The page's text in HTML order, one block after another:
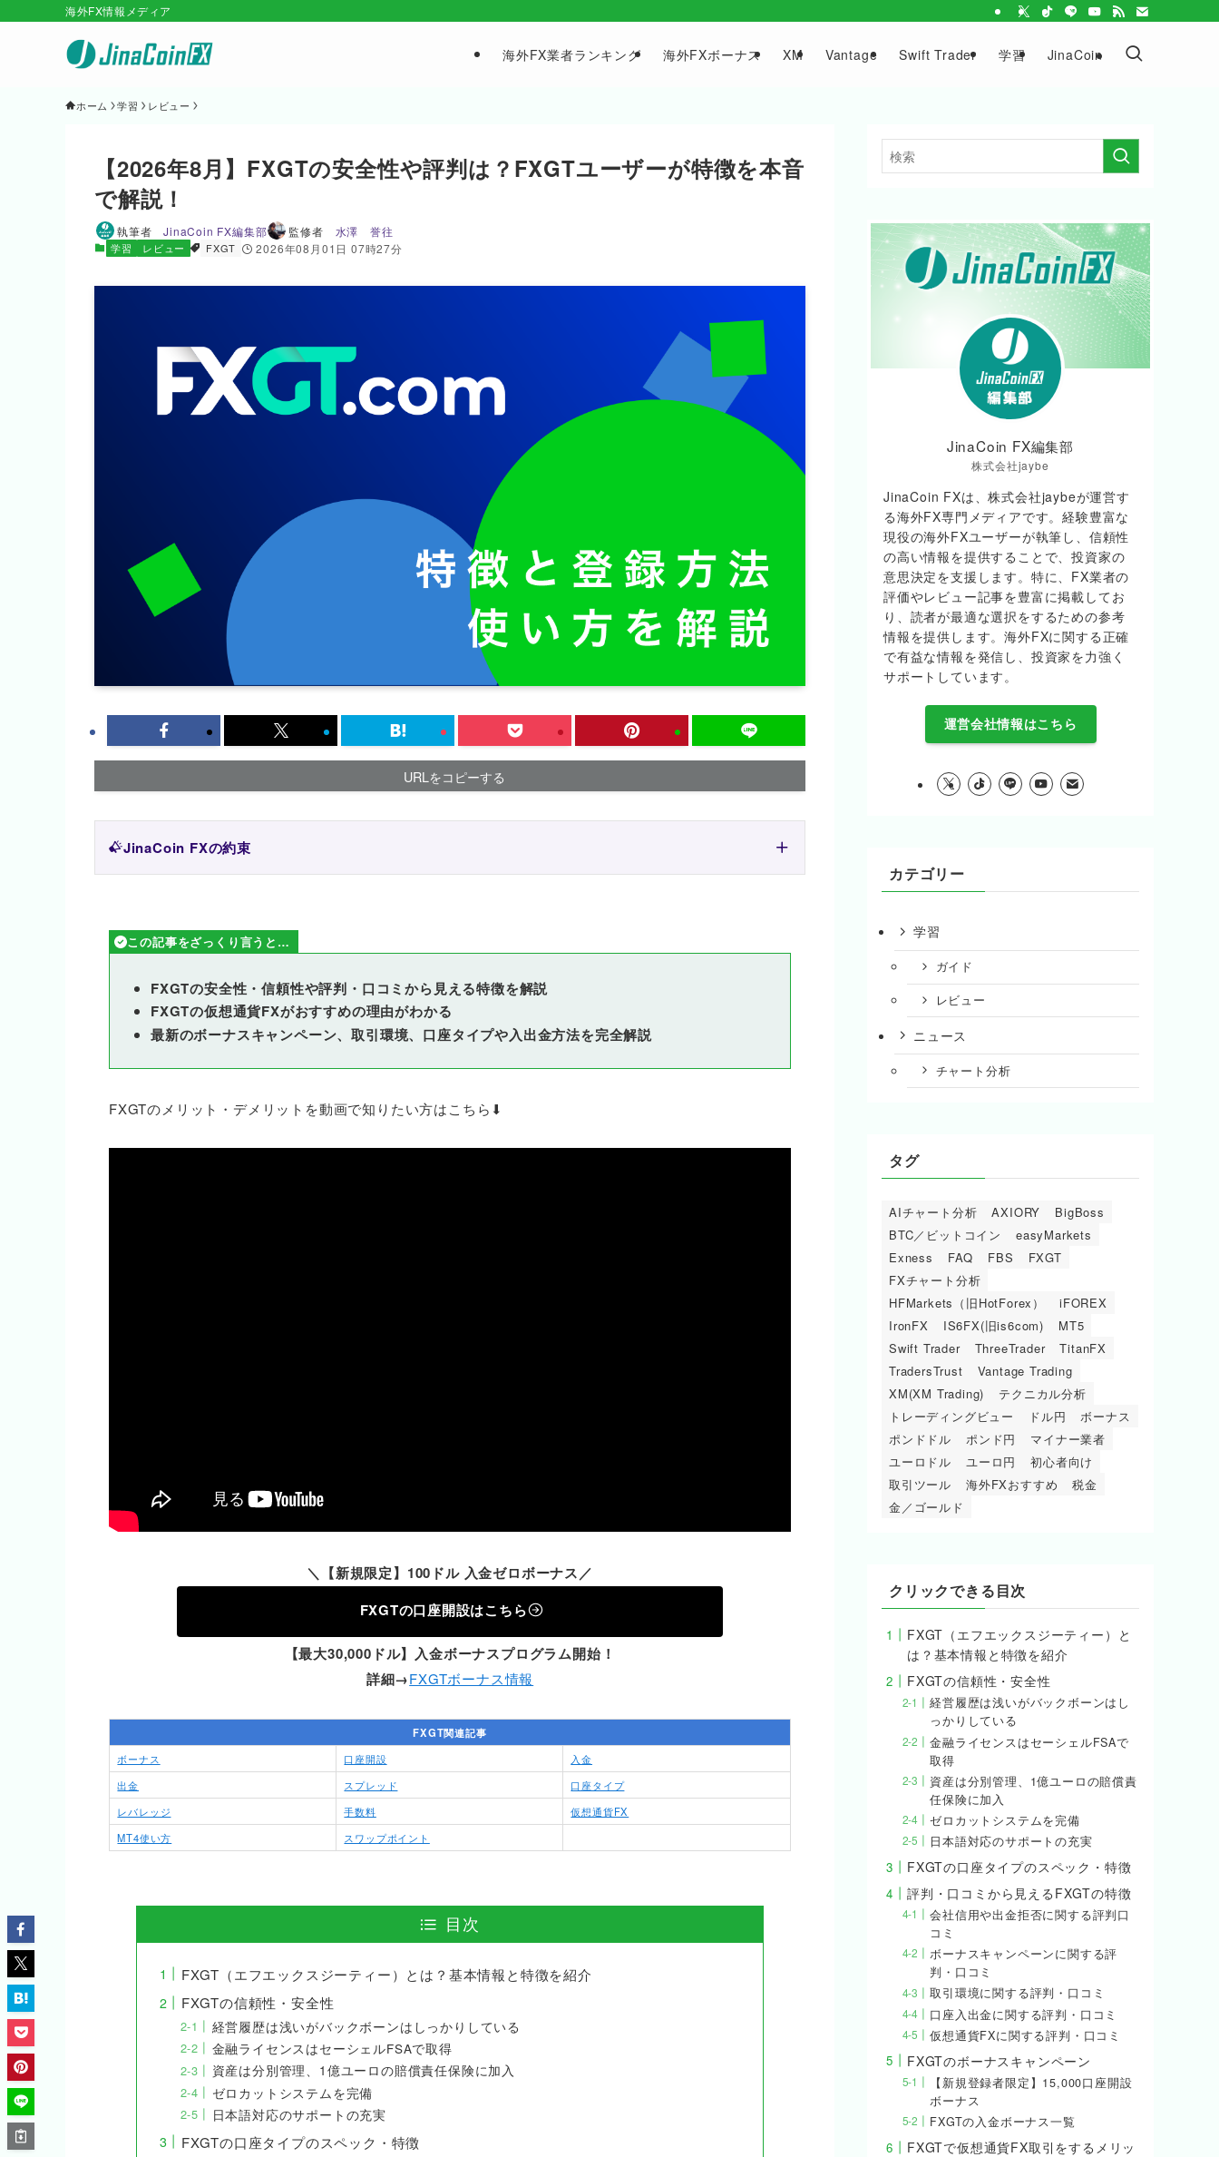
海外FX情報メディア
海外FX業者ランキング 海外FXボーナス XM Vantage Swift Trader 学習 JinaCoin
ホーム 学習 レビュー
【2026年8月】FXGTの安全性や評判は？FXGTユーザーが特徴を本音
で解説！
学習 レビュー FXGT 2026年08月01日 07時27分
執筆者JinaCoin FX編集部 監修者 水澤 誉往
URLをコピーする
JinaCoin FXの約束
この記事をざっくり言うと…
FXGTの安全性・信頼性や評判・口コミから見える特徴を解説
FXGTの仮想通貨FXがおすすめの理由がわかる
最新のボーナスキャンペーン、取引環境、口座タイプや入出金方法を完全解説
FXGTのメリット・デメリットを動画で知りたい方はこちら⬇︎
＼【新規限定】100ドル 入金ゼロボーナス／
FXGTの口座開設はこちら
【最大30,000ドル】入金ボーナスプログラム開始！
詳細→FXGTボーナス情報
FXGT関連記事
ボーナス
口座開設
入金
出金
スプレッド
口座タイプ
レバレッジ
手数料
仮想通貨FX
MT4使い方
スワップポイント
目次
FXGT（エフエックスジーティー）とは？基本情報と特徴を紹介
FXGTの信頼性・安全性
経営履歴は浅いがバックボーンはしっかりしている
金融ライセンスはセーシェルFSAで取得
資産は分別管理、1億ユーロの賠償責任保険に加入
ゼロカットシステムを完備
日本語対応のサポートの充実
FXGTの口座タイプのスペック・特徴
JinaCoin FX編集部
株式会社jaybe
JinaCoin FXは、株式会社jaybeが運営す
る海外FX専門メディアです。経験豊富な
現役の海外FXユーザーが執筆し、信頼性
の高い情報を提供することで、投資家の
意思決定を支援します。特に、FX業者の
評価やレビュー記事を豊富に掲載してお
り、読者が最適な選択をするための参考
情報を提供します。海外FXに関する正確
で有益な情報を発信し、投資家を力強く
サポートしています。
運営会社情報はこちら
カテゴリー
学習
ガイド
レビュー
ニュース
チャート分析
タグ
AIチャート分析 AXIORY
BigBoss
BTC／ビットコイン
easyMarkets
Exness
FAQ FBS
FXGT
FXチャート分析
HFMarkets（旧HotForex）
iFOREX
IronFX
IS6FX(旧is6com)
MT5
Swift Trader
ThreeTrader
TitanFX
TradersTrust
Vantage Trading
XM(XM Trading)
テクニカル分析
トレーディングビュー
ドル円
ボーナス
ポンドドル
ポンド円
マイナー業者
ユーロドル
ユーロ円
初心者向け
取引ツール
海外FXおすすめ
税金
金／ゴールド
クリックできる目次
FXGT（エフエックスジーティー）と
は？基本情報と特徴を紹介
FXGTの信頼性・安全性
経営履歴は浅いがバックボーンはし
っかりしている
金融ライセンスはセーシェルFSAで
取得
資産は分別管理、1億ユーロの賠償責
任保険に加入
ゼロカットシステムを完備
日本語対応のサポートの充実
FXGTの口座タイプのスペック・特徴
評判・口コミから見えるFXGTの特徴
会社信用や出金拒否に関する評判口
コミ
ボーナスキャンペーンに関する評
判・口コミ
取引環境に関する評判・口コミ
口座入出金に関する評判・口コミ
仮想通貨FXに関する評判・口コミ
FXGTのボーナスキャンペーン
【新規登録者限定】15,000口座開設
ボーナス
FXGTの入金ボーナス一覧
FXGTで仮想通貨FX取引をするメリッ